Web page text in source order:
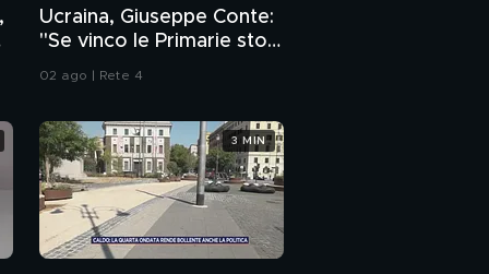
Ucraina, Giuseppe Conte:
"Se vinco le Primarie stop
alle armi"
02 ago | Rete 4
3 MIN